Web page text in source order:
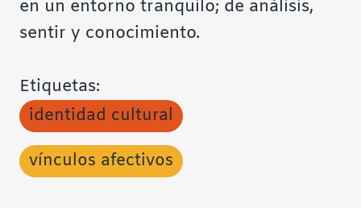
en un entorno tranquilo; de análisis,
sentir y conocimiento.
Etiquetas:
identidad cultural
vínculos afectivos